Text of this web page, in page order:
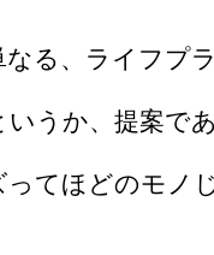
る、ライフプ
うか、提案であ
てほどのモノ